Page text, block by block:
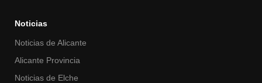
Noticias
Noticias de Alicante
Alicante Provincia
Noticias de Elche